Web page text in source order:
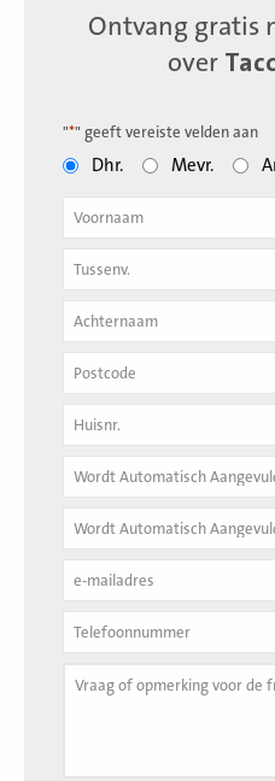
Ontvang gratis
over
"*" geeft vereiste velden aan
Dhr. Mevr.